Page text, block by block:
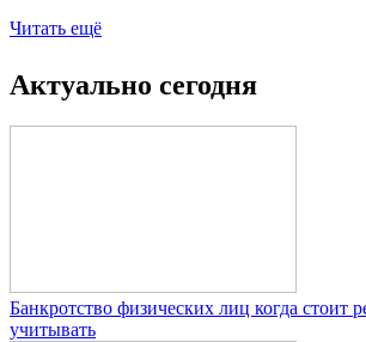
Читать ещё
Актуально сегодня
Банкротство физических лиц когда стоит
учитывать